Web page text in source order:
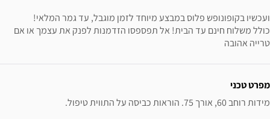
ועכשיו בקופונופש פלוס במבצע מיוחד לזמן מוגבל, עד גמר המלאי!
כולל משלוח חינם עד הבית! אל תפספסו הזדמנות לפנק את עצמך או אם
טרייה אהובה
מפרט טכני
מידות רוחב 60, אורך 75. הוראות כביסה על התווית טיפול.